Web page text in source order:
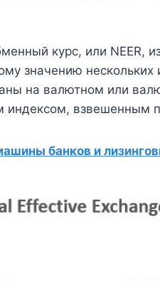
курс, или NEER,
значению
на валютном или
индексом, взвешенным
банков и